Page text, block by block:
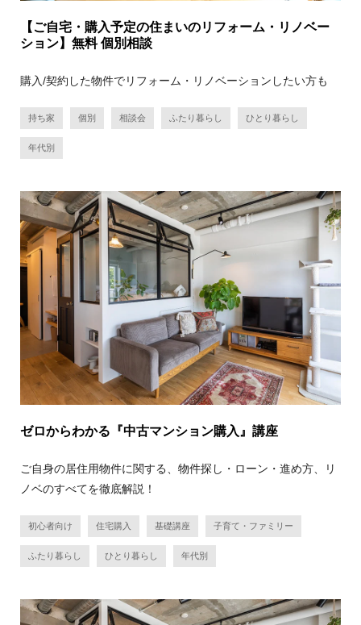
【ご自宅・購入予定の住まいのリフォーム・リノベー
ション】無料 個別相談
購入/契約した物件でリフォーム・リノベーションしたい方も
持ち家 個別 相談会 ふたり暮らし ひとり暮らし
年代別
ゼロからわかる『中古マンション購入』講座
ご自身の居住用物件に関する、物件探し・ローン・進め方、リ
ノベのすべてを徹底解説！
初心者向け 住宅購入 基礎講座 子育て・ファミリー
ふたり暮らし ひとり暮らし 年代別